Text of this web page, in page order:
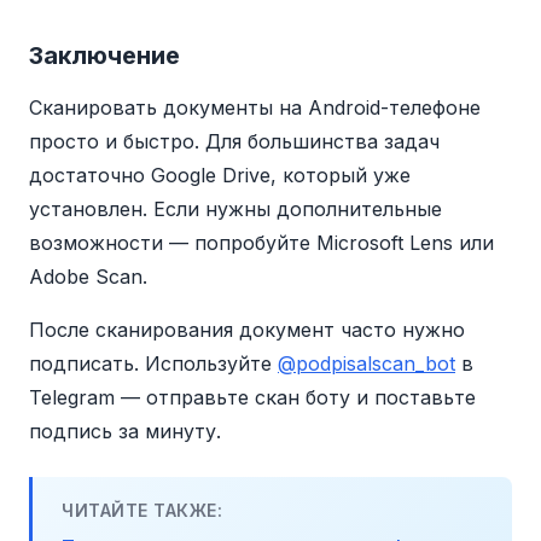
разместите в нужном месте и скачайте
готовый документ. Подробнее — в статье
Как подписать PDF онлайн.
Заключение
Сканировать документы на Android-телефоне
просто и быстро. Для большинства задач
достаточно Google Drive, который уже
установлен. Если нужны дополнительные
возможности — попробуйте Microsoft Lens или
Adobe Scan.
После сканирования документ часто нужно
подписать. Используйте @podpisalscan_bot в
Telegram — отправьте скан боту и поставьте
подпись за минуту.
ЧИТАЙТЕ ТАКЖЕ: